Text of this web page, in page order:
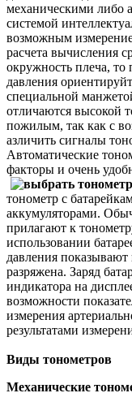
механическими либо
системой
возможным
расчета вычисления
окружность плеча, то
давления
специальной
отличаются высокой
пожилым, так как с
азличить сигналы
Автоматические
факторы и очень
тонометр с
аккумуляторами.
прилагают к
использовании
давления показывают
разряжена. Заряд
индикатора на
возможности
измерения
результатами
Виды тонометров
Механические